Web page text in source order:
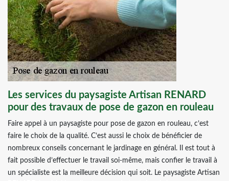
Les services du paysagiste Artisan RENARD
pour des travaux de pose de gazon en rouleau
Faire appel à un paysagiste pour pose de gazon en rouleau, c’est
faire le choix de la qualité. C’est aussi le choix de bénéficier de
nombreux conseils concernant le jardinage en général. Il est tout à
fait possible d’effectuer le travail soi-même, mais confier le travail à
un spécialiste est la meilleure décision qui soit. Le paysagiste Artisan